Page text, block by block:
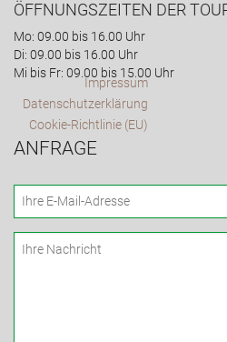
ÖFFNUNGSZEITEN DER
Mo: 09.00 bis 16.00 Uhr
Di: 09.00 bis 16.00 Uhr
Mi bis Fr: 09.00 bis 15.00 Uhr
Impressum
Datenschutzerklärung
Cookie-Richtlinie (EU)
ANFRAGE